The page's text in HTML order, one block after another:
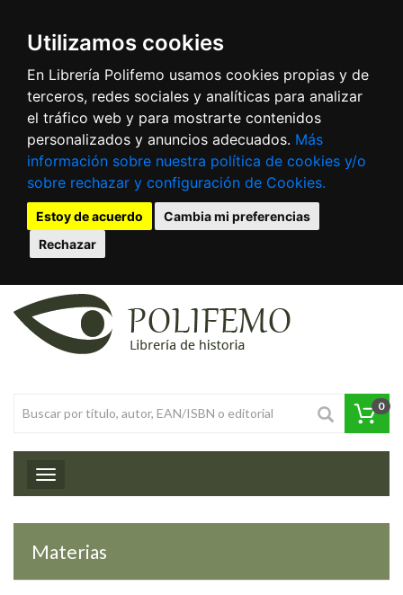
Utilizamos cookies
En Librería Polifemo usamos cookies propias y de
terceros, redes sociales y analíticas para analizar
el tráfico web y para mostrarte contenidos
personalizados y anuncios adecuados. Más
información sobre nuestra política de cookies y/o
sobre rechazar y configuración de Cookies.
Estoy de acuerdo
Cambia mi preferencias
Rechazar
0
Toggle navigation
Materias